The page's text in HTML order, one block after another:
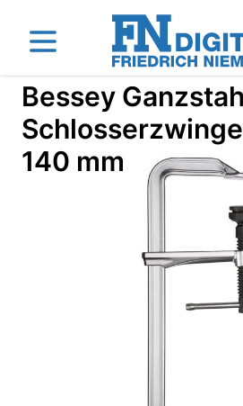
Direkt zum Inhalt
Das Unternehmen
Bessey
140 mm